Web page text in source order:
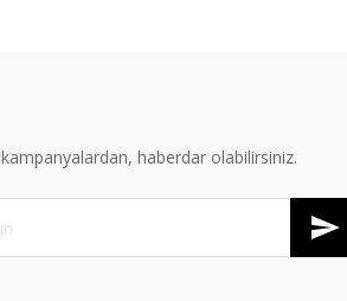
haberdar olabilirsiniz.